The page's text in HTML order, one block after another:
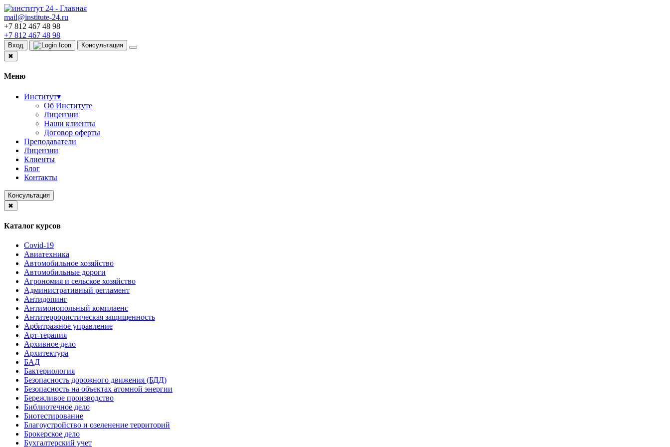
mail@institute-24.ru
+7 812 467 48 98
+7 812 467 48 98
Вход
Консультация
✖
Меню
Институт▾
Об Институте
Лицензии
Наши клиенты
Договор оферты
Преподаватели
Лицензии
Клиенты
Блог
Контакты
Консультация
✖
Каталог курсов
Covid-19
Авиатехника
Автомобильное хозяйство
Автомобильные дороги
Агрономия и сельское хозяйство
Административный регламент
Антидопинг
Антимонопольный комплаенс
Антитеррористическая защищенность
Арбитражное управление
Арт-терапия
Архивное дело
Архитектура
БАД
Бактериология
Безопасность дорожного движения (БДД)
Безопасность на объектах атомной энергии
Бережливое производство
Библиотечное дело
Биотестирование
Благоустройство и озеленение территорий
Брокерское дело
Бухгалтерский учет